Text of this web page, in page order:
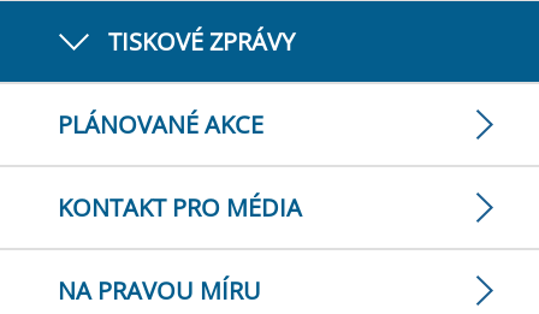
TISKOVÉ ZPRÁVY
PLÁNOVANÉ AKCE
KONTAKT PRO MÉDIA
NA PRAVOU MÍRU